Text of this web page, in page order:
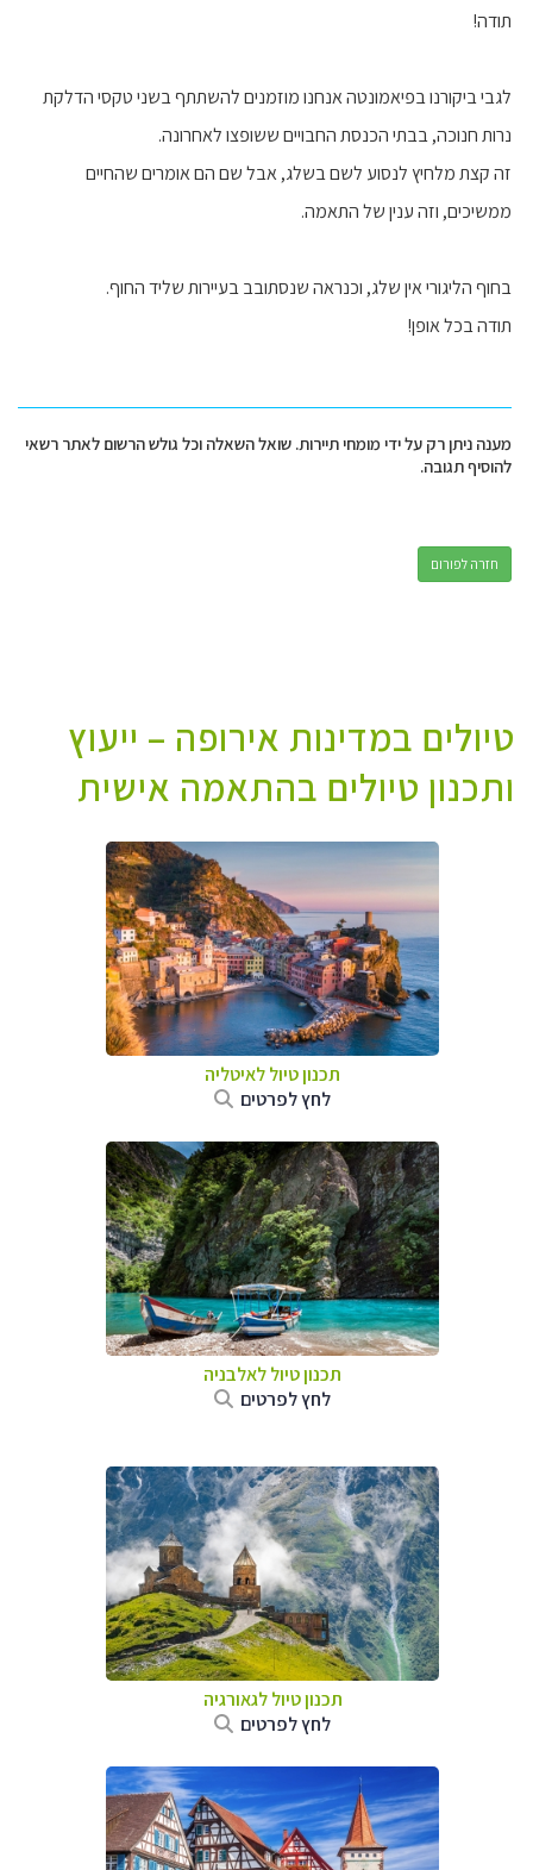
תודה!
לגבי ביקורנו בפיאמונטה אנחנו מוזמנים להשתתף בשני טקסי הדלקת
נרות חנוכה, בבתי הכנסת החבויים ששופצו לאחרונה.
זה קצת מלחיץ לנסוע לשם בשלג, אבל שם הם אומרים שהחיים
ממשיכים, וזה ענין של התאמה.
בחוף הליגורי אין שלג, וכנראה שנסתובב בעיירות שליד החוף.
תודה בכל אופן!
מענה ניתן רק על ידי מומחי תיירות. שואל השאלה וכל גולש הרשום לאתר רשאי
להוסיף תגובה.
חזרה לפורום
טיולים במדינות אירופה – ייעוץ
ותכנון טיולים בהתאמה אישית
תכנון טיול לאיטליה
לחץ לפרטים
תכנון טיול לאלבניה
לחץ לפרטים
תכנון טיול לגאורגיה
לחץ לפרטים